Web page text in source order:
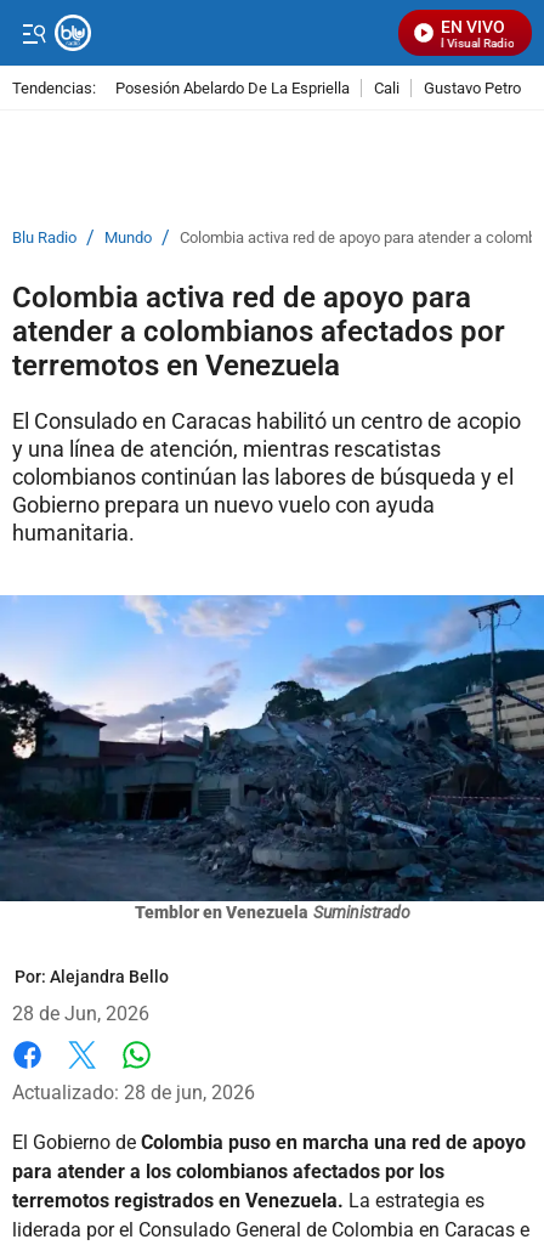
EN VIVO
Señal Visual Radio
Tendencias: Posesión Abelardo De La Espriella Cali Gustavo Petro
Blu Radio / Mundo / Colombia activa red de apoyo para atender a
Colombia activa red de apoyo para
atender a colombianos afectados por
terremotos en Venezuela
El Consulado en Caracas habilitó un centro de acopio
y una línea de atención, mientras rescatistas
colombianos continúan las labores de búsqueda y el
Gobierno prepara un nuevo vuelo con ayuda
humanitaria.
Temblor en Venezuela Suministrado
Por: Alejandra Bello
28 de Jun, 2026
Facebook
X
Actualizado: 28 de jun, 2026
El Gobierno de Colombia puso en marcha una red de apoyo
para atender a los colombianos afectados por los
terremotos registrados en Venezuela. La estrategia es
liderada por el Consulado General de Colombia en Caracas e